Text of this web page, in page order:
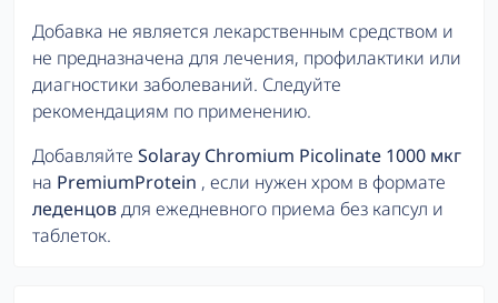
Добавка не является лекарственным средством и
не предназначена для лечения, профилактики или
диагностики заболеваний. Следуйте
рекомендациям по применению.
Добавляйте Solaray Chromium Picolinate 1000 мкг
на PremiumProtein , если нужен хром в формате
леденцовдля ежедневного приема без капсул и
таблеток.